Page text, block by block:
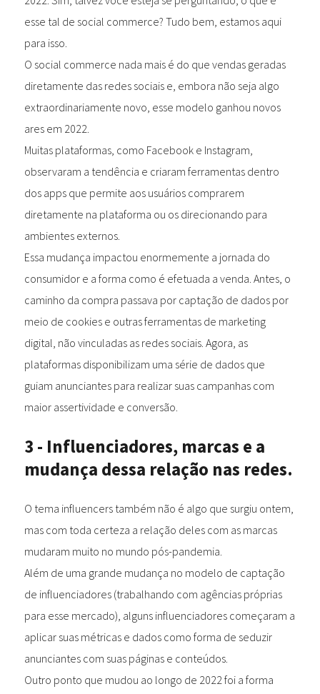
esse tal de social commerce? Tudo bem, estamos aqui
para isso.
O social commerce nada mais é do que vendas geradas
diretamente das redes sociais e, embora não seja algo
extraordinariamente novo, esse modelo ganhou novos
ares em 2022.
Muitas plataformas, como Facebook e Instagram,
observaram a tendência e criaram ferramentas dentro
dos apps que permite aos usuários comprarem
diretamente na plataforma ou os direcionando para
ambientes externos.
Essa mudança impactou enormemente a jornada do
consumidor e a forma como é efetuada a venda. Antes, o
caminho da compra passava por captação de dados por
meio de cookies e outras ferramentas de marketing
digital, não vinculadas as redes sociais. Agora, as
plataformas disponibilizam uma série de dados que
guiam anunciantes para realizar suas campanhas com
maior assertividade e conversão.
3 - Influenciadores, marcas e a
mudança dessa relação nas redes.
O tema influencers também não é algo que surgiu ontem,
mas com toda certeza a relação deles com as marcas
mudaram muito no mundo pós-pandemia.
Além de uma grande mudança no modelo de captação
de influenciadores (trabalhando com agências próprias
para esse mercado), alguns influenciadores começaram a
aplicar suas métricas e dados como forma de seduzir
anunciantes com suas páginas e conteúdos.
Outro ponto que mudou ao longo de 2022 foi a forma